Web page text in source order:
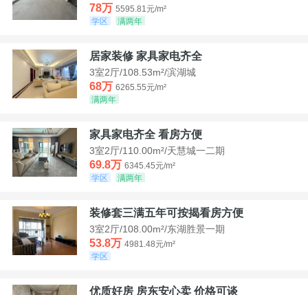
78万 5595.81元/m²
学区
满两年
居家装修 家具家电齐全
3室2厅/108.53m²/滨湖城
68万 6265.55元/m²
满两年
家具家电齐全 看房方便
3室2厅/110.00m²/天慧城一二期
69.8万 6345.45元/m²
学区
满两年
装修套三满五年可按揭看房方便
3室2厅/108.00m²/东湖胜景一期
53.8万 4981.48元/m²
学区
优质好房 房东安心卖 价格可谈